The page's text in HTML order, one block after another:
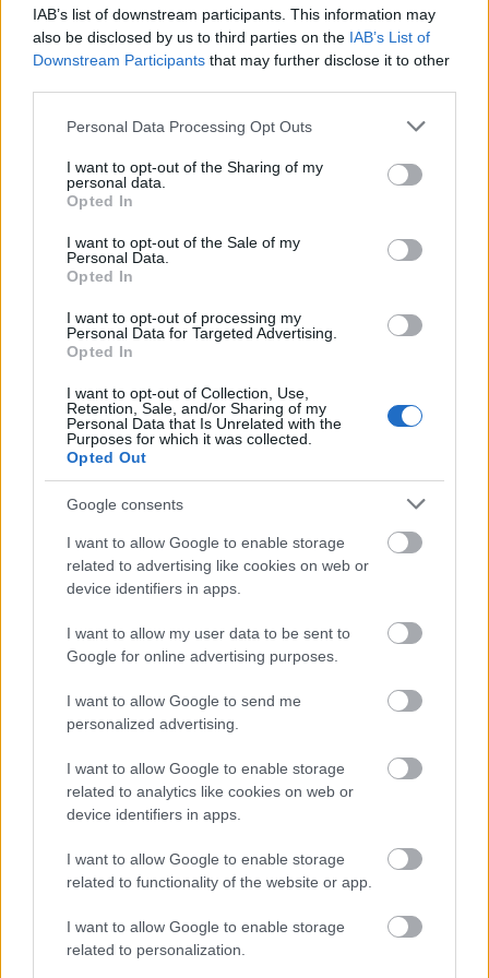
IAB’s list of downstream participants. This information may
also be disclosed by us to third parties on the IAB’s List of
Downstream Participants that may further disclose it to other
Please note that this website/app uses one or more Google
not limited to your visit or usage behaviour. You may click to
grant or deny consent to Google and its third-party tags to
use your data for below specified purposes in below Google
consent section.
Personal Data Processing Opt Outs
I want to opt-out of the Sharing of my
personal data.
Opted In
I want to opt-out of the Sale of my
Personal Data.
Opted In
I want to opt-out of processing my
Personal Data for Targeted Advertising.
Opted In
I want to opt-out of Collection, Use,
Retention, Sale, and/or Sharing of my
Personal Data that Is Unrelated with the
Purposes for which it was collected.
Opted Out
Google consents
I want to allow Google to enable storage
related to advertising like cookies on web or
device identifiers in apps.
I want to allow my user data to be sent to
Google for online advertising purposes.
I want to allow Google to send me
personalized advertising.
I want to allow Google to enable storage
related to analytics like cookies on web or
device identifiers in apps.
I want to allow Google to enable storage
related to functionality of the website or app.
I want to allow Google to enable storage
related to personalization.
1/4 bögre víz
1/4 bögre barna cukor (vagy juharszirup,
esetleg agavé)
1 ek rizsecet
2 tk reszelt gyömbér
2 tk kukoricakeményítő 1 ek vízzel elkeverva
rizs
apróra vágott zöldhagyma
párolt zöldség
Az első lépés, hogy a tofuból kipréselek annyi vizet,
amennyit csak bírok. Ehhez becsomagolom a
tofukockákat egy tiszta konyharuhába és ráhelyezek
egy kis nehezéket, jelen esetben két egymásba
rakható lábas lett az áldozat. De megfelel 1-2
(Érdemes minden tofut préselni, mert nagyon sok
folyadékot tartalmaz és így kevésbé tudja magába
szívni a pácot és a fűszereket. Legjobb, ha órákon át
hagyod a nehezék alatt, de ha csak fél órád van erre
a folyamatra, már az is sokat segít.)
Kisebb kockákra vágom a tofut, meglocsolom a
szójaszósszal és rászórom a kukoricakeményítőt.
Óvatosan összeforgatom, hogy mindenhol kapjanak
a szezámolajat és a forró olajban ropogósra sütöm
a tofukockákat. Villával óvatosan forgatom sütés
közben, hogy minden oldal kapjon egy kis színt.
Egy kis tálba beleöntöm a szójaszószt, a vizet, a
barna cukrot, a rizsecetet, a gyömbért és az aprított
fokhagymát. Alaposan összekeverem és a tofuhoz
öntöm. Alacsony hőfokon hevítem és pár percig
forralom. Egy kis tálkában összekeverem a